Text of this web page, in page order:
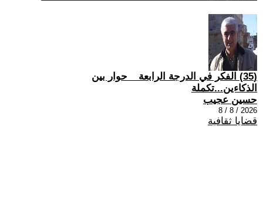
(35) الفكر في الدرجة الرابعة _ حوار بين
الذكاءين...تكملة
حسين عجيب
2026 / 8 / 8
قضايا ثقافية